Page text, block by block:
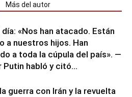
Más del autor
«Nos han atacado. Están
a nuestros hijos. Han
a toda la cúpula del país». —
Putin habló y citó...
guerra con Irán y la revuelta